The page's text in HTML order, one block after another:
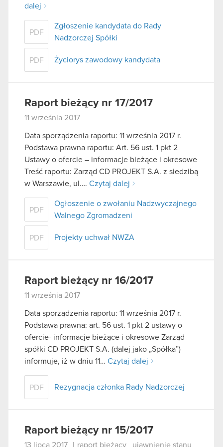
dalej
PDF
Zgłoszenie kandydata do Rady
Nadzorczej Spółki
PDF Życiorys zawodowy kandydata
Raport bieżący nr 17/2017
11 września 2017
Data sporządzenia raportu: 11 września 2017 r.
Podstawa prawna raportu: Art. 56 ust. 1 pkt 2
Ustawy o ofercie – informacje bieżące i okresowe
Treść raportu: Zarząd CD PROJEKT S.A. z siedzibą
w Warszawie, ul…. Czytaj dalej
PDF
Ogłoszenie o zwołaniu Nadzwyczajnego
Walnego Zgromadzeni
PDF Projekty uchwał NWZA
Raport bieżący nr 16/2017
11 września 2017
Data sporządzenia raportu: 11 września 2017 r.
Podstawa prawna: art. 56 ust. 1 pkt 2 ustawy o
ofercie- informacje bieżące i okresowe Zarząd
spółki CD PROJEKT S.A. (dalej jako „Spółka”)
informuje, iż w dniu 11… Czytaj dalej
PDF Rezygnacja członka Rady Nadzorczej
Raport bieżący nr 15/2017
13 lipca 2017 raport bieżący ujawnienie stanu